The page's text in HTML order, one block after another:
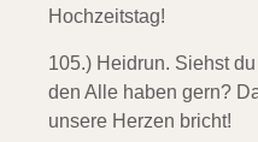
Hochzeitstag!
105.) Heidrun. Siehst
den Alle haben gern?
unsere Herzen bricht!